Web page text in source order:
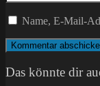
Benutzernamen
zum
Kommentieren
ein
E-
Mail-
Adresse
zum
Kommentieren
ein
deine
Website-
ein
(optional)
Name, E-Mail-
Das könnte dir